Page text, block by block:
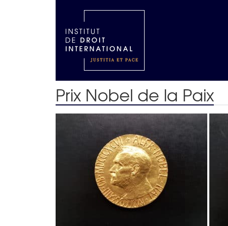
Prix Nobel de la Paix